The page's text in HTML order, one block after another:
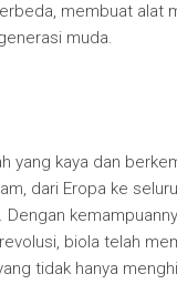
membuat alat
muda.
yang kaya dan
dari Eropa ke
biola telah
tidak hanya